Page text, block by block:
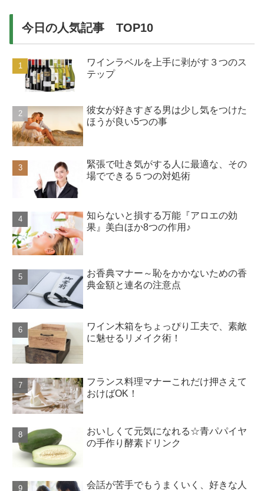
今日の人気記事 TOP10
ワインラベルを上手に剥がす３つのス
テップ
彼女が好きすぎる男は少し気をつけた
ほうが良い5つの事
緊張で吐き気がする人に最適な、その
場でできる５つの対処術
知らないと損する万能『アロエの効
果』美白ほか8つの作用♪
お香典マナー～恥をかかないための香
典金額と連名の注意点
ワイン木箱をちょっぴり工夫で、素敵
に魅せるリメイク術！
フランス料理マナーこれだけ押さえて
おけばOK！
おいしくて元気になれる☆青パパイヤ
の手作り酵素ドリンク
会話が苦手でもうまくいく、好きな人